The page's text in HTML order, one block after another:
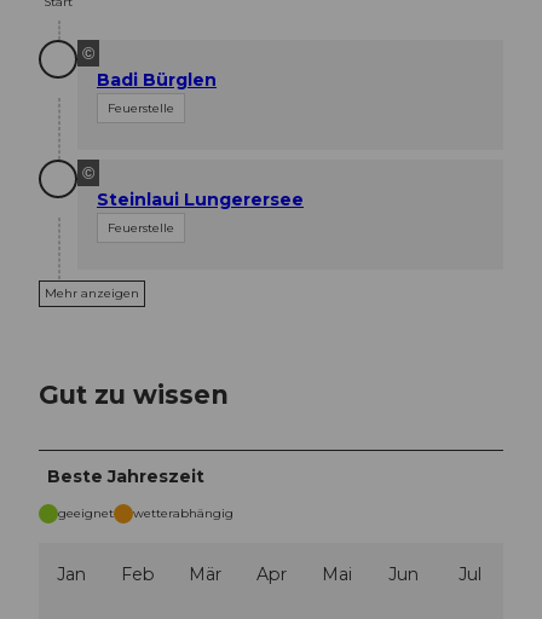
©
Badi Bürglen
Feuerstelle
©
Steinlaui Lungerersee
Feuerstelle
Mehr anzeigen
Gut zu wissen
Beste Jahreszeit
geeignet wetterabhängig
Jan Feb Mär Apr Mai Jun Jul